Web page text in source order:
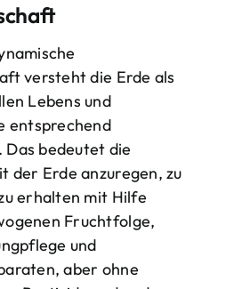
versteht die Erde als
Lebens und
entsprechend
Das bedeutet die
der Erde anzuregen, zu
erhalten mit Hilfe
Fruchtfolge,
und
aber ohne